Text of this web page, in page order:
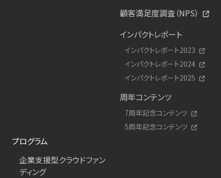
顧客満足度調査（NPS）
インパクトレポート
インパクトレポート2023
インパクトレポート2024
インパクトレポート2025
周年コンテンツ
7周年記念コンテンツ
5周年記念コンテンツ
プログラム
企業支援型クラウドファン
ディング